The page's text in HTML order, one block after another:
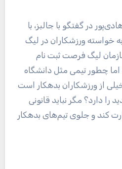
خواسته ورزشکاران در لیگ
سازمان لیگ فرصت ثبت نام
اما چطور تیمی مثل دانشگاه
از ورزشکاران بدهکار است
را دارد؟ مگر نباید قانونی
کند و جلوی تیم‌های بدهکار